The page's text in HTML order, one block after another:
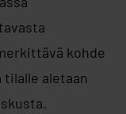
kohde
tilalle aletaan